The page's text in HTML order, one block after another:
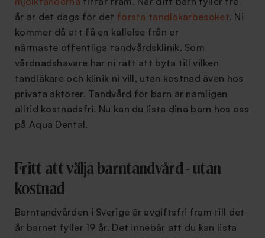
år är det dags för det första tandläkarbesöket. Ni
kommer då att få en kallelse från er
närmaste offentliga tandvårdsklinik. Som
vårdnadshavare har ni rätt att byta till vilken
tandläkare och klinik ni vill, utan kostnad även hos
privata aktörer. Tandvård för barn är nämligen
alltid kostnadsfri. Nu kan du lista dina barn hos oss
på Aqua Dental.
Fritt att välja barntandvård - utan
kostnad
Barntandvården i Sverige är avgiftsfri fram till det
år barnet fyller 19 år. Det innebär att du kan lista